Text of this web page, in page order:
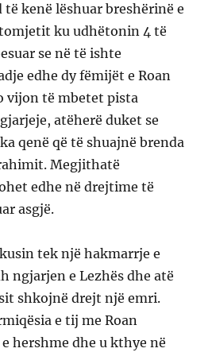
kenë lëshuar breshërinë e
ku udhëtonin 4 të
se në të ishte
edhe dy fëmijët e Roan
vijon të mbetet pista
atëherë duket se
qenë që të shuajnë brenda
Megjithatë
edhe në drejtime të
asgjë.
tek një hakmarrje e
ngjarjen e Lezhës dhe atë
shkojnë drejt një emri.
e tij me Roan
hershme dhe u kthye në